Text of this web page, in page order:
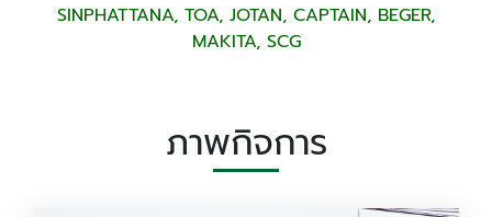
SINPHATTANA, TOA, JOTAN, CAPTAIN, BEGER,
MAKITA, SCG
ภาพกิจการ